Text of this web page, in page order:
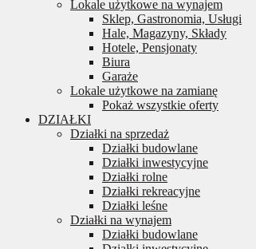
Lokale użytkowe na wynajem
Sklep, Gastronomia, Usługi
Hale, Magazyny, Składy
Hotele, Pensjonaty
Biura
Garaże
Lokale użytkowe na zamianę
Pokaż wszystkie oferty
DZIAŁKI
Działki na sprzedaż
Działki budowlane
Działki inwestycyjne
Działki rolne
Działki rekreacyjne
Działki leśne
Działki na wynajem
Działki budowlane